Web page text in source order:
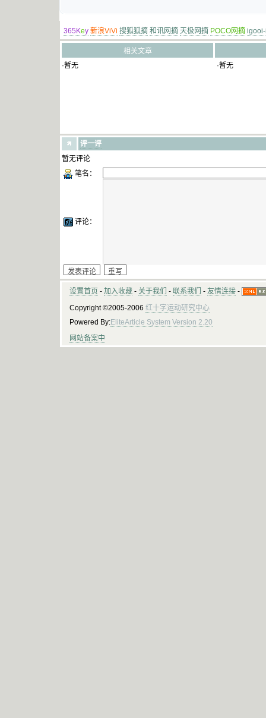
365Key 新浪ViVi 搜狐狐摘 和讯网摘 天极网摘 POCO网摘
相关文章
·暂无
·暂无
评一评
暂无评论
笔名：
评论：
设置首页 - 加入收藏 - 关于我们 - 联系我们 - 友情连接 -
Copyright ©2005-2006 红十字运动研究中心
Powered By:EliteArticle System Version 2.20
网站备案中